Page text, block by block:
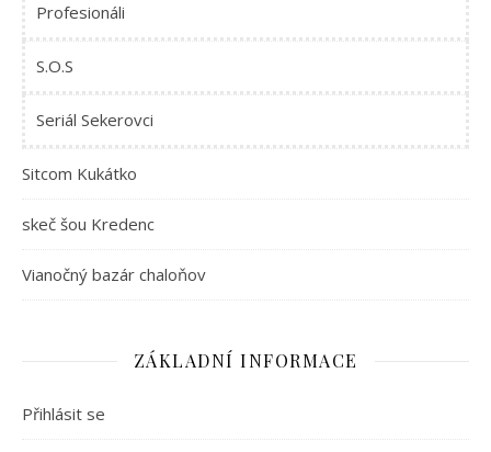
Profesionáli
S.O.S
Seriál Sekerovci
Sitcom Kukátko
skeč šou Kredenc
Vianočný bazár chaloňov
ZÁKLADNÍ INFORMACE
Přihlásit se